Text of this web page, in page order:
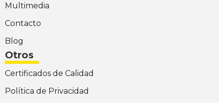
Multimedia
Contacto
Blog
Otros
Certificados de Calidad
Política de Privacidad